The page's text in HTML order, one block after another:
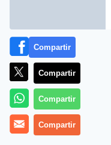
Compartir
Compartir
Compartir
Compartir